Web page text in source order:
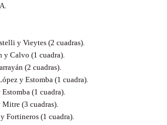
y Vieytes (2 cuadras).
y Calvo (1 cuadra).
(2 cuadras).
y Estomba (1 cuadra).
(1 cuadra).
Mitre (3 cuadras).
Fortineros (1 cuadra).